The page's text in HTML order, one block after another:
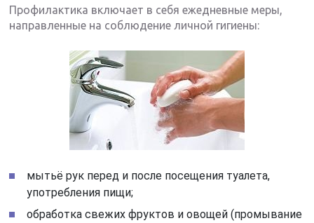
Профилактика включает в себя ежедневные меры,
направленные на соблюдение личной гигиены:
мытьё рук перед и после посещения туалета,
употребления пищи;
обработка свежих фруктов и овощей (промывание